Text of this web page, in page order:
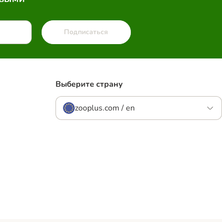
Подписаться
Выберите страну
zooplus.com / en